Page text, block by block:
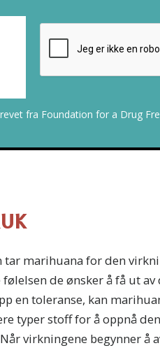
fra Foundation for a Drug
tar marihuana for den
følelsen de ønsker å få ut
en toleranse, kan
typer stoff for å oppnå
virkningene begynner å